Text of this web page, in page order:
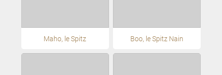
Maho, le Spitz Boo, le Spitz Nain